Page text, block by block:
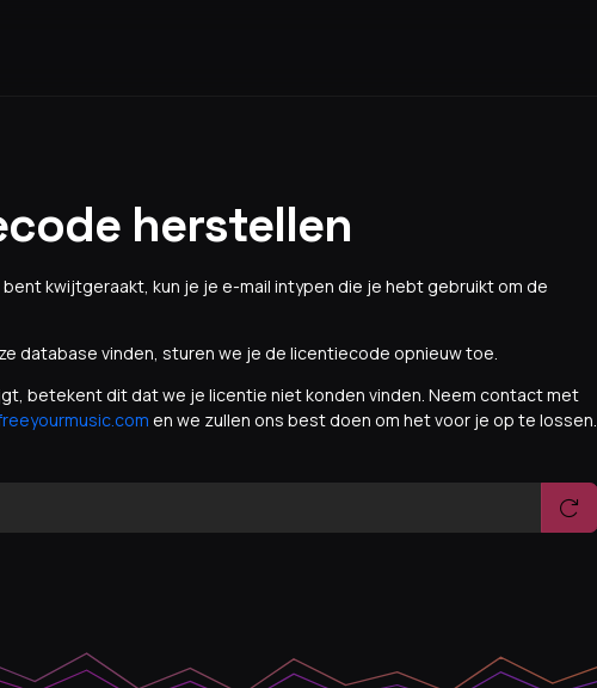
herstellen
kwijtgeraakt, kun je je e-mail intypen die je hebt gebruikt om de
database vinden, sturen we je de licentiecode opnieuw toe.
betekent dit dat we je licentie niet konden vinden. Neem contact met
en we zullen ons best doen om het voor je op te lossen.